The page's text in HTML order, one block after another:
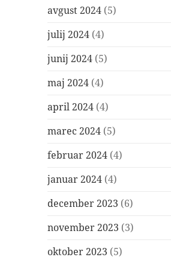
avgust 2024 (5)
julij 2024 (4)
junij 2024 (5)
maj 2024 (4)
april 2024 (4)
marec 2024 (5)
februar 2024 (4)
januar 2024 (4)
december 2023 (6)
november 2023 (3)
oktober 2023 (5)